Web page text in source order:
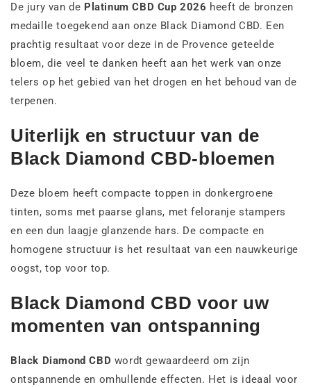
De jury van de Platinum CBD Cup 2026 heeft de bronzen
medaille toegekend aan onze Black Diamond CBD. Een
prachtig resultaat voor deze in de Provence geteelde
bloem, die veel te danken heeft aan het werk van onze
telers op het gebied van het drogen en het behoud van de
terpenen.
Uiterlijk en structuur van de
Black Diamond CBD-bloemen
Deze bloem heeft compacte toppen in donkergroene
tinten, soms met paarse glans, met feloranje stampers
en een dun laagje glanzende hars. De compacte en
homogene structuur is het resultaat van een nauwkeurige
oogst, top voor top.
Black Diamond CBD voor uw
momenten van ontspanning
Black Diamond CBD wordt gewaardeerd om zijn
ontspannende en omhullende effecten. Het is ideaal voor